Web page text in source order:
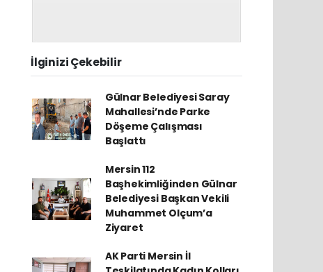
İlginizi Çekebilir
Gülnar Belediyesi Saray
Mahallesi’nde Parke
Döşeme Çalışması
Başlattı
Mersin 112
Başhekimliğinden Gülnar
Belediyesi Başkan Vekili
Muhammet Olçum’a
Ziyaret
AK Parti Mersin İl